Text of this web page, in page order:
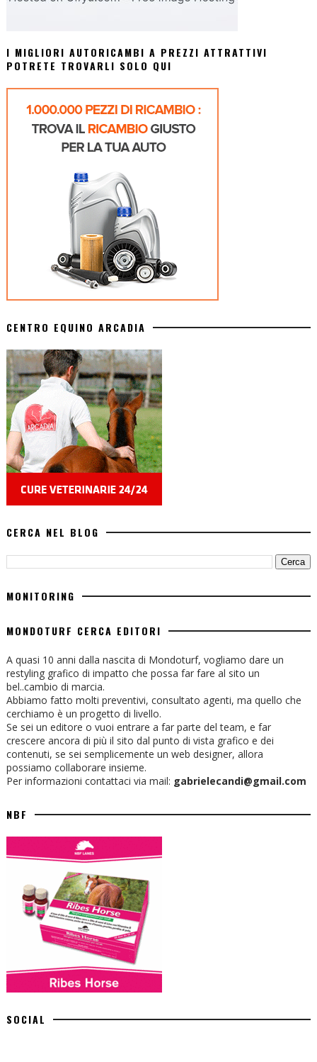
I MIGLIORI AUTORICAMBI A PREZZI ATTRATTIVI
POTRETE TROVARLI SOLO QUI
CENTRO EQUINO ARCADIA
CERCA NEL BLOG
MONITORING
MONDOTURF CERCA EDITORI
A quasi 10 anni dalla nascita di Mondoturf, vogliamo dare un
restyling grafico di impatto che possa far fare al sito un
bel..cambio di marcia.
Abbiamo fatto molti preventivi, consultato agenti, ma quello che
cerchiamo è un progetto di livello.
Se sei un editore o vuoi entrare a far parte del team, e far
crescere ancora di più il sito dal punto di vista grafico e dei
contenuti, se sei semplicemente un web designer, allora
possiamo collaborare insieme.
Per informazioni contattaci via mail: gabrielecandi@gmail.com
NBF
SOCIAL